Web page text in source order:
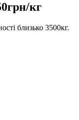
кг
близько 3500кг.